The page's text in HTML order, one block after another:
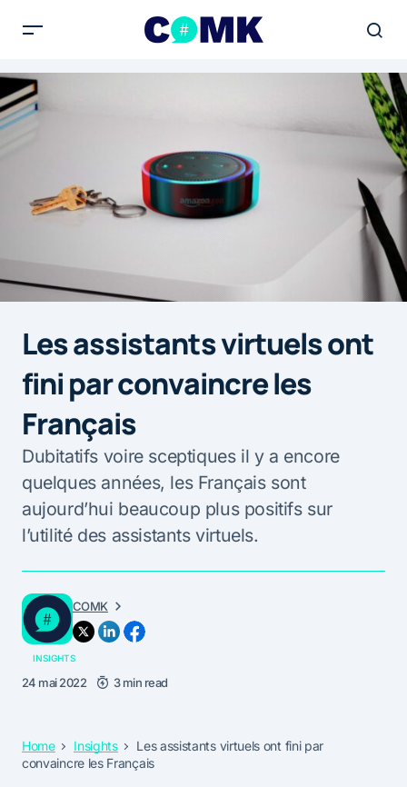
Les assistants virtuels ont
fini par convaincre les
Français
Dubitatifs voire sceptiques il y a encore
quelques années, les Français sont
aujourd’hui beaucoup plus positifs sur
l’utilité des assistants virtuels.
COMK
INSIGHTS
24 mai 2022 3 min read
Home Insights
Les assistants virtuels ont fini par
convaincre les Français